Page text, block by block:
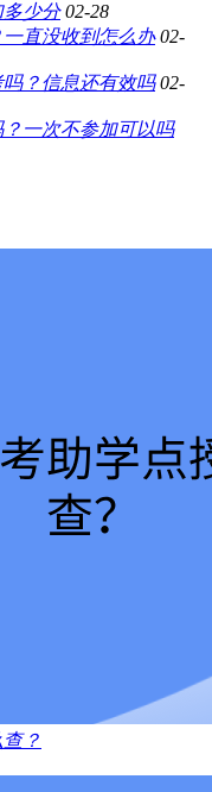
少分 02-28
直没收到怎么办 02-
？信息还有效吗 02-
一次不参加可以吗
？